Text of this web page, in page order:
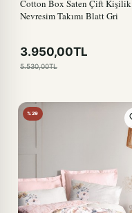
Cotton Box Saten Çift Kişilik
Nevresim Takımı Blatt Gri
3.950,00TL
5.530,00TL
%29